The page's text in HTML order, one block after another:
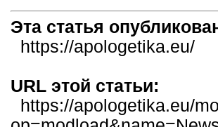
Эта статья
https://apologetika.eu/
URL этой статьи:
https://apologetika.eu/